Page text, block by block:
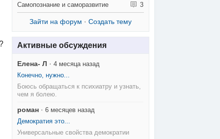
Самопознание и саморазвитие 3
Зайти на форум · Создать тему
Активные обсуждения
Елена- Л ·4 месяца назад
Конечно, нужно...
Боюсь обращаться к психиатру и узнать,
чем я болею.
роман ·6 месяцев назад
Демократия это...
Универсальные свойства демократии